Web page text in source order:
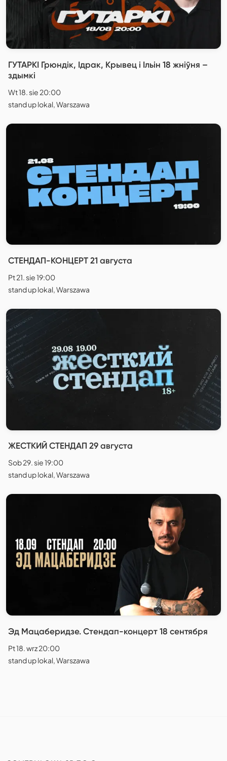
ГУТАРКI Грюндiк, Iдрак, Крывец i Ільін 18 жніўня –
здымкі
Wt 18. sie 20:00
stand up lokal, Warszawa
СТЕНДАП-КОНЦЕРТ 21 августа
Pt 21. sie 19:00
stand up lokal, Warszawa
ЖЕСТКИЙ СТЕНДАП 29 августа
Sob 29. sie 19:00
stand up lokal, Warszawa
Эд Мацаберидзе. Стендап-концерт 18 сентября
Pt 18. wrz 20:00
stand up lokal, Warszawa